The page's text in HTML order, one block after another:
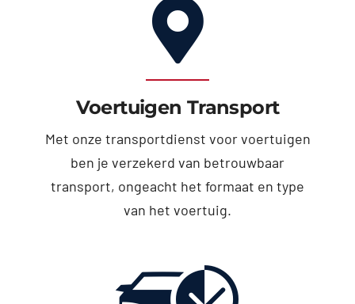
Voertuigen Transport
Met onze transportdienst voor voertuigen
ben je verzekerd van betrouwbaar
transport, ongeacht het formaat en type
van het voertuig.